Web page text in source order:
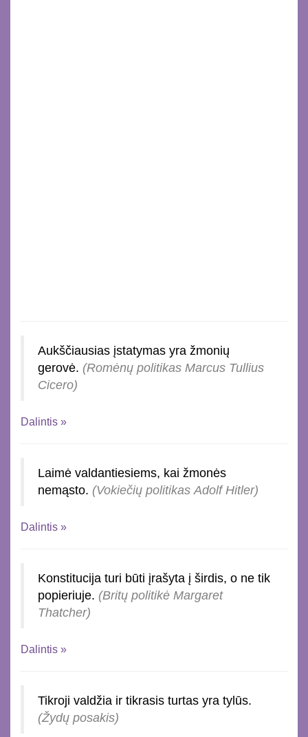
Aukščiausias įstatymas yra žmonių
gerovė. (Romėnų politikas Marcus Tullius
Cicero)
Dalintis »
Laimė valdantiesiems, kai žmonės
nemąsto. (Vokiečių politikas Adolf Hitler)
Dalintis »
Konstitucija turi būti įrašyta į širdis, o ne tik
popieriuje. (Britų politikė Margaret
Thatcher)
Dalintis »
Tikroji valdžia ir tikrasis turtas yra tylūs.
(Žydų posakis)